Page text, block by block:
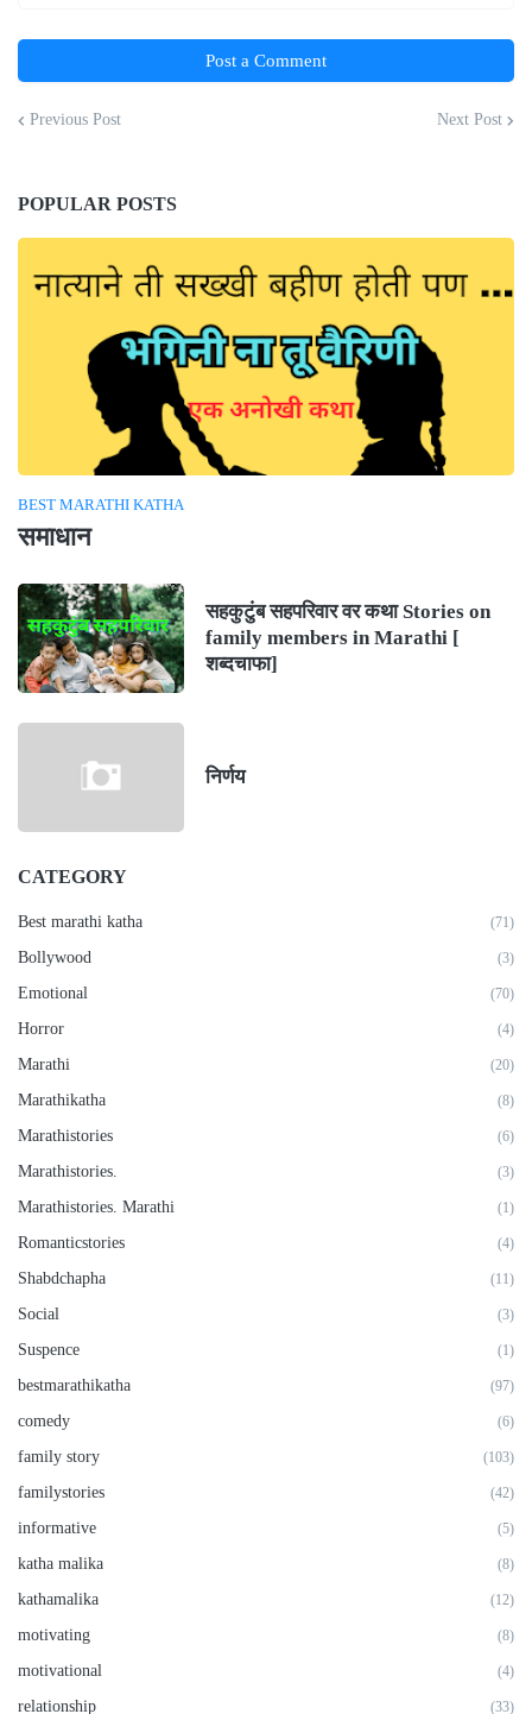
Post a Comment
Previous Post Next Post
POPULAR POSTS
BEST MARATHI KATHA
समाधान
सहकुटुंब सहपरिवार वर कथा Stories on
family members in Marathi [
शब्दचाफा]
निर्णय
CATEGORY
Best marathi katha (71)
Bollywood (3)
Emotional (70)
Horror (4)
Marathi (20)
Marathikatha (8)
Marathistories (6)
Marathistories. (3)
Marathistories. Marathi (1)
Romanticstories (4)
Shabdchapha (11)
Social (3)
Suspence (1)
bestmarathikatha (97)
comedy (6)
family story (103)
familystories (42)
informative (5)
katha malika (8)
kathamalika (12)
motivating (8)
motivational (4)
relationship (33)